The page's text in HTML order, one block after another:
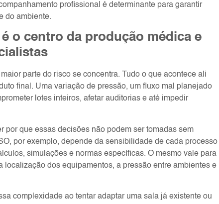
profissional é determinante para garantir
do ambiente.
o centro da produção médica e
parte do risco se concentra. Tudo o que acontece ali
final. Uma variação de pressão, um fluxo mal planejado
lotes inteiros, afetar auditorias e até impedir
por que essas decisões não podem ser tomadas sem
por exemplo, depende da sensibilidade de cada processo
simulações e normas específicas. O mesmo vale para
localização dos equipamentos, a pressão entre ambientes e
complexidade ao tentar adaptar uma sala já existente ou